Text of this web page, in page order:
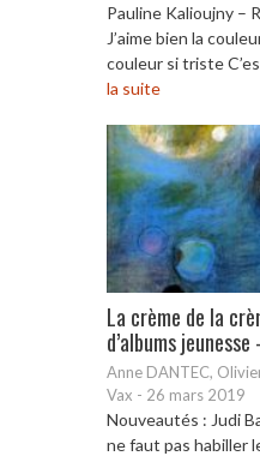
Pauline Kalioujny –
J’aime bien la
couleur si triste
la suite
La crème de la
d’albums
Anne DANTEC,
Vax - 26 mars 2019
Nouveautés : Judi
ne faut pas habiller